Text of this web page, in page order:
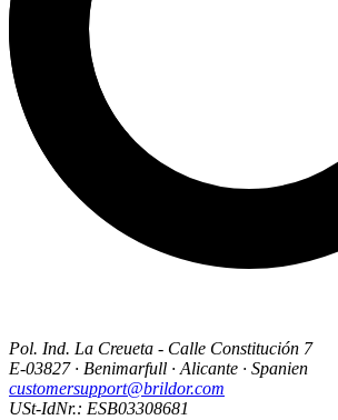
Pol. Ind. La Creueta - Calle Constitución 7
E-03827 · Benimarfull · Alicante · Spanien
customersupport@brildor.com
USt-IdNr.: ESB03308681